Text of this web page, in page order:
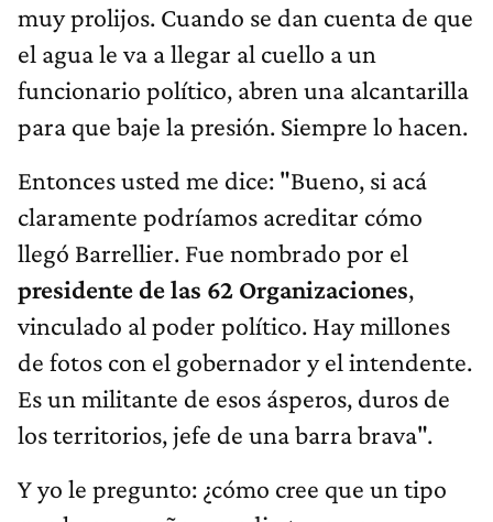
muy prolijos. Cuando se dan cuenta de que
el agua le va a llegar al cuello a un
funcionario político, abren una alcantarilla
para que baje la presión. Siempre lo hacen.
Entonces usted me dice: "Bueno, si acá
claramente podríamos acreditar cómo
llegó Barrellier. Fue nombrado por el
presidente de las 62 Organizaciones,
vinculado al poder político. Hay millones
de fotos con el gobernador y el intendente.
Es un militante de esos ásperos, duros de
los territorios, jefe de una barra brava".
Y yo le pregunto: ¿cómo cree que un tipo